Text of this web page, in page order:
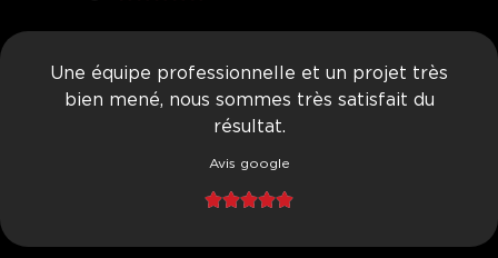
Une équipe professionnelle et un projet très
bien mené, nous sommes très satisfait du
résultat.
Avis google
